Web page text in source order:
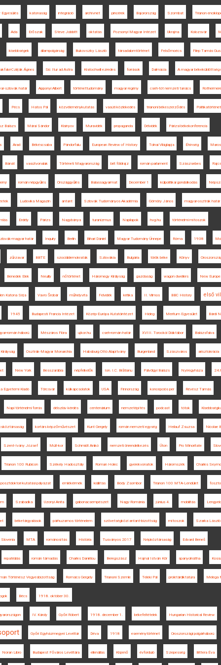
Egyesülés katonaság integráció archívnet pincérek Bajorország Szombat Trianon
Ada Erőszak Steve Jobbitt oktatás Pozsonyi Magyar Intézet Ukrajna Kolozsvár
kisebbségek állampolgárság Bukovszky László társadalomtörténet Felsőmoécs Filep Tamás
Czirják Ágnes Sic Itur ad Astra Kratochwill ezredes források Dalmácia A magyar békeküldöttség
szlovák határ Apponyi Albert történettudomány magyar regény cseh-tót nemzeti tanács
Pécs Hatos Pál közvéleménykutatás vasúti közlekedés trianoni békeszerződés
Balázs Márai Sándor Kisinyov Muravidék propaganda Délvidék Párizsi békekonferencia
Arad Békéscsaba Pándorfalu European Review of History Tolnai Világlapja Éhínség Maros
Bánát vasútvonalak Történeti Magyarország brit földrajz román parlament Szászsebes
román népgyűlés Országgyűlés Balassagyarmat December 1 külpolitikai gondolkodás
Ludovika Magazin antant Szlovák Tudományos Akadémia Gömöry János magyar-osztrák határ
Erdély Párizs Nagybánya turanizmus Napilapok hvg.hu történelmi mítoszok
magyar határ Inquiry Berlin Bihari Dániel Magyar Tudomány Ünnepe Róma 1938
zűrzavar BBTE szociáldemokraták Szlovákia Bulgária török béke Könyv
Benedek Elek Neuilly nőtörténet Háromegy Királyság gazdaság wagon dwellers New Europe
Katona Sírja Vavro Šrobár műhelyvita Felvidék kritika II. Vilmos BBC History első
1945 Budapesti Francia Intézet Közép-Európa Kutatóintézet Hideg Meritum Egyesület Bárdi
román háború Mészáros Flóra ujkor.hu cseh-román határ XVIII. Torockói Diáktábor Balázsfalva
Osztrák-Magyar Monarchia Habsburg Ottó Alapítvány Burgenland Szászváros arisztokrácia
New York Besszarábia népfelkelők Ion. I.C. Brătianu Pálvölgyi Balázs Nyíregyháza
Egyetemi Kiadó Törcsvár külkapcsolatok USA Finnország koncepciós per Révész Tamás
Napi történelmi forrás délszláv kérdés centenárium nemzetépítés podcast tótok
kortárs képzőművészet Kunt Gergely román nemzeti egység Heilauf Zsuzsa Nicolae
Szent-Ivány József Múlt-kor Schmidt Anikó nemzeti önrendelkezés Úton Pro Minoritate
Trianon 100 Rubicon Székely Hadosztály Roman Holec gyerekvonatok Háromszék Charles
posztdoktori kutatási pályázat emlékérmék kiállítás Bódy Zsombor Trianon 100 MTA-Lendület
Szabadka Uzonyi Anita gabonacsempészet Nagy-Románia június 4. mobilitás
béketárgyalások párhuzamos történelem szövetségközi antant-bizottság mítoszok Szarka László
Slovenia MTA románosítás História Tusványos 2017 Népköztársaság Edvard Beneš
repatriálás román támadás Charles Daniélou Beregszász Hajnal István Kör spanyolnátha
Történész Vegyesbizottság Romsics Gergely Trianoni Szemle Teleki Pál proletárdiktatúra Melega
Bécs 1918. október 30.
IV. Károly Győri Róbert 1918. december 1. békefeltételek Hungarian Historical Review
Győri Egyházmegyei Levéltár Déva 1918 eseménytörténet Oroszországi polgárháború
Noran Libro Budapest Főváros Levéltára ellenállás Kisjenő évforduló Szepesség Bittera Éva